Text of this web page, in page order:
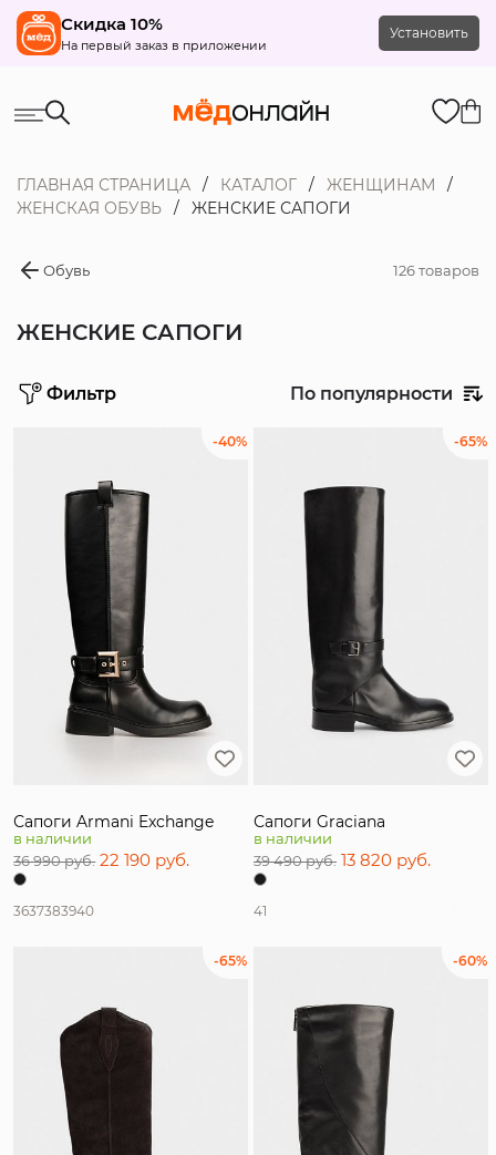
Скидка 10%
На первый заказ в приложении
Установить
ГЛАВНАЯ СТРАНИЦА КАТАЛОГ
ЖЕНЩИНАМ
ЖЕНСКАЯ ОБУВЬ
ЖЕНСКИЕ САПОГИ
Обувь 126 товаров
ЖЕНСКИЕ САПОГИ
Фильтр
Распродажа
Тип товара
Материал
Страна производитель
Размер
По популярности
-40%
Сапоги Armani Exchange
в наличии
36 990 руб. 22 190 руб.
3637383940
-65%
Сапоги Graciana
в наличии
39 490 руб. 13 820 руб.
41
-65% -60%